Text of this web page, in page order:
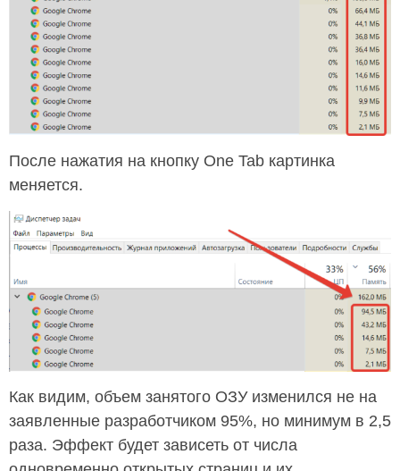
После нажатия на кнопку One Tab картинка
меняется.
Как видим, объем занятого ОЗУ изменился не на
заявленные разработчиком 95%, но минимум в 2,5
раза. Эффект будет зависеть от числа